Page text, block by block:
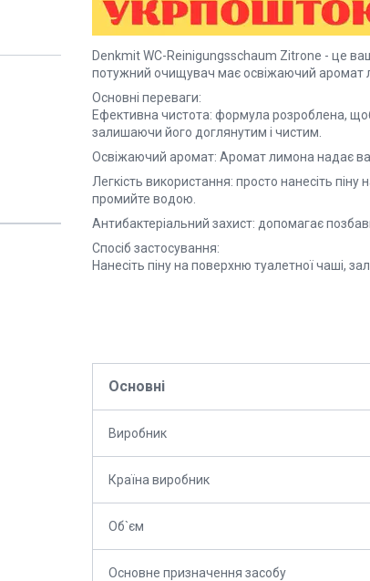
Denkmit WC-Reinigungsschaum Zitrone - це ваш
потужний очищувач має освіжаючий аромат
Основні переваги:
Ефективна чистота: формула розроблена,
залишаючи його доглянутим і чистим.
Освіжаючий аромат: Аромат лимона надає
Легкість використання: просто нанесіть
промийте водою.
Антибактеріальний захист: допомагає
Спосіб застосування:
Нанесіть піну на поверхню туалетної чаші,
Основні
Виробник
Країна виробник
Об`єм
Основне призначення засобу